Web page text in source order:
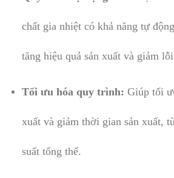
chất gia nhiệt có khả năng tự
tăng hiệu quả sản xuất và giảm
Tối ưu hóa quy trình: Giúp tối
xuất và giảm thời gian sản xuất,
suất tổng thể.